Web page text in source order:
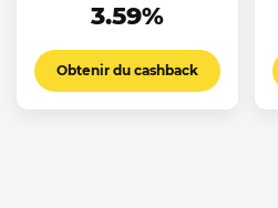
3.59%
Obtenir du cashback